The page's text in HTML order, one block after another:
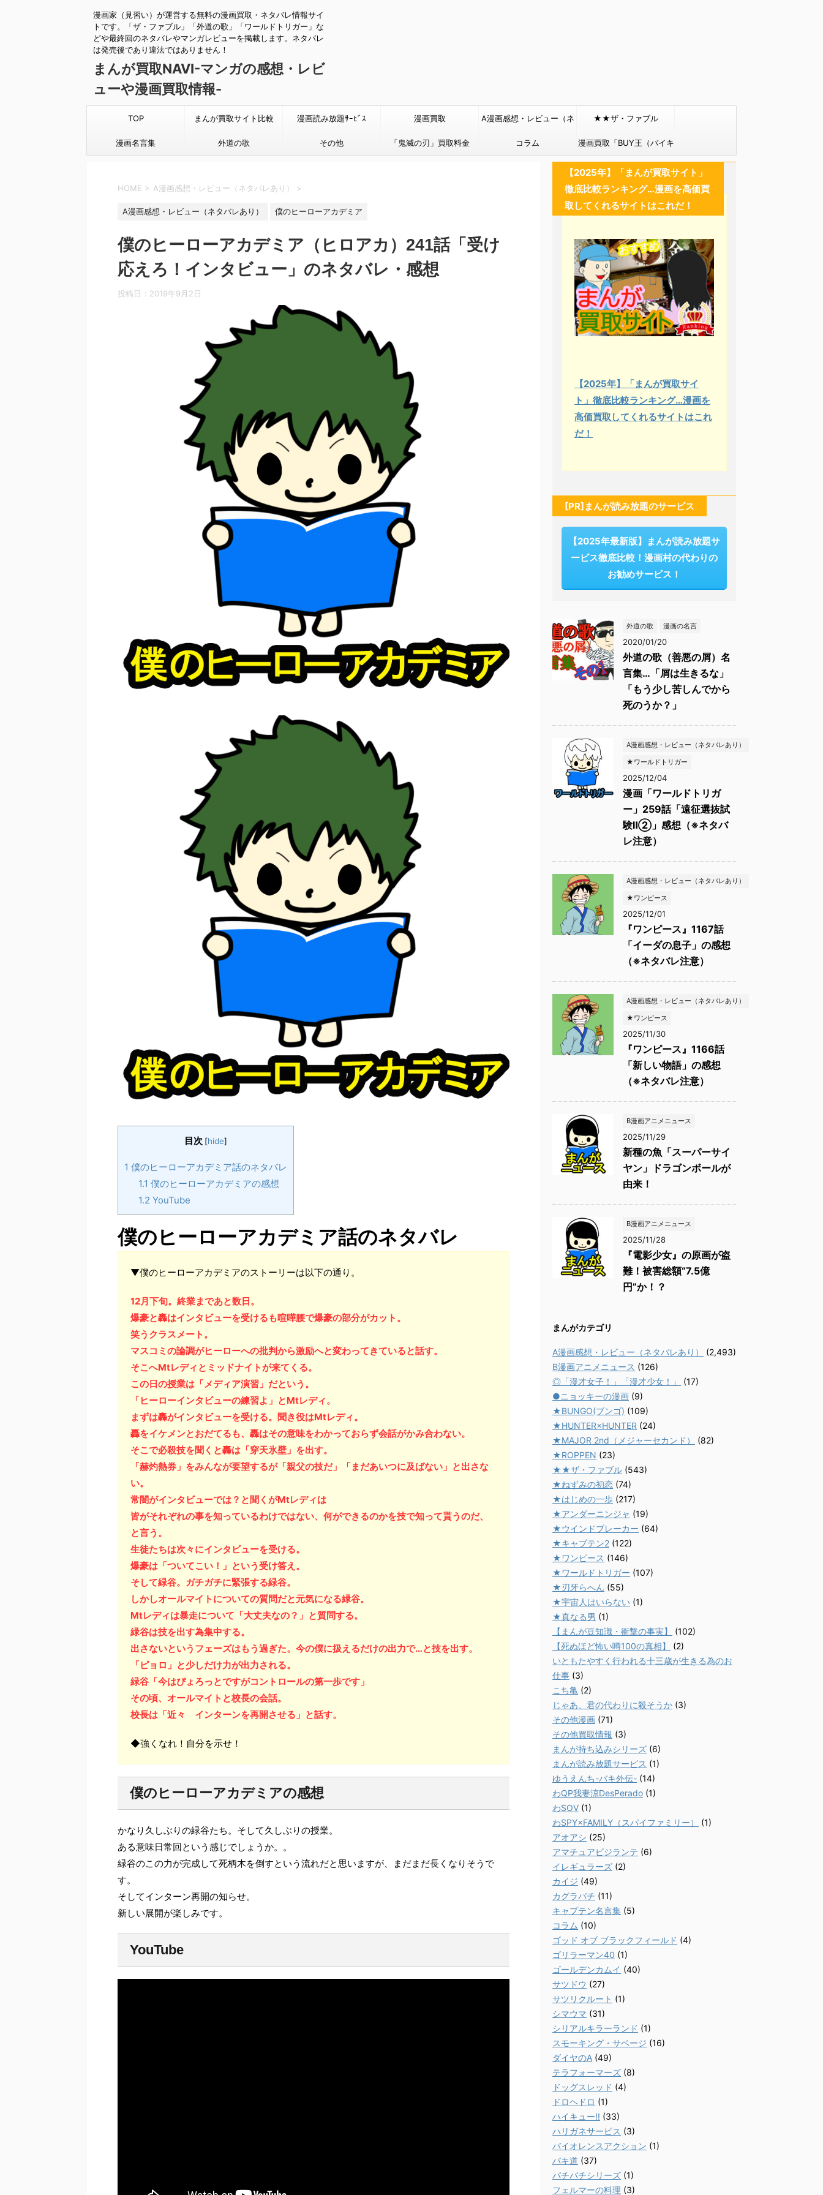
漫画家（見習い）が運営する無料の漫画買取・ネタバレ情報サイ
トです。「ザ・ファブル」「外道の歌」「ワールドトリガー」な
どや最終回のネタバレやマンガレビューを掲載します。ネタバレ
は発売後であり違法ではありません！
まんが買取NAVI-マンガの感想・レビ
ューや漫画買取情報-
TOP まんが買取サイト比較 漫画読み放題ｻｰﾋﾞｽ 漫画買取 A漫画感想・レビュー（ネ
タバレあり）
★★ザ・ファブル
漫画名言集 外道の歌 その他 「鬼滅の刃」買取料金 コラム 漫画買取「BUY王（バイキ
ング）」
HOME > A漫画感想・レビュー（ネタバレあり） >
A漫画感想・レビュー（ネタバレあり） 僕のヒーローアカデミア
僕のヒーローアカデミア（ヒロアカ）241話「受け
応えろ！インタビュー」のネタバレ・感想
投稿日： 2019年9月2日
目次 [hide]
1 僕のヒーローアカデミア話のネタバレ
1.1 僕のヒーローアカデミアの感想
1.2 YouTube
僕のヒーローアカデミア話のネタバレ
▼僕のヒーローアカデミアのストーリーは以下の通り。
12月下旬。終業まであと数日。
爆豪と轟はインタビューを受けるも喧嘩腰で爆豪の部分がカット。
笑うクラスメート。
マスコミの論調がヒーローへの批判から激励へと変わってきていると話す。
そこへMtレディとミッドナイトが来てくる。
この日の授業は「メディア演習」だという。
「ヒーローインタビューの練習よ」とMtレディ。
まずは轟がインタビューを受ける。聞き役はMtレディ。
轟をイケメンとおだてるも、轟はその意味をわかっておらず会話がかみ合わない。
そこで必殺技を聞くと轟は「穿天氷壁」を出す。
「赫灼熱券」をみんなが要望するが「親父の技だ」「まだあいつに及ばない」と出さな
い。
常闇がインタビューでは？と聞くがMtレディは
皆がそれぞれの事を知っているわけではない、何ができるのかを技で知って貰うのだ、
と言う。
生徒たちは次々にインタビューを受ける。
爆豪は「ついてこい！」という受け答え。
そして緑谷。ガチガチに緊張する緑谷。
しかしオールマイトについての質問だと元気になる緑谷。
Mtレディは暴走について「大丈夫なの？」と質問する。
緑谷は技を出す為集中する。
出さないというフェーズはもう過ぎた。今の僕に扱えるだけの出力で…と技を出す。
「ピョロ」と少しだけ力が出力される。
緑谷「今はぴょろっとですがコントロールの第一歩です」
その頃、オールマイトと校長の会話。
校長は「近々 インターンを再開させる」と話す。
◆強くなれ！自分を示せ！
僕のヒーローアカデミアの感想
かなり久しぶりの緑谷たち。そして久しぶりの授業。
ある意味日常回という感じでしょうか。。
緑谷のこの力が完成して死柄木を倒すという流れだと思いますが、まだまだ長くなりそうで
す。
そしてインターン再開の知らせ。
新しい展開が楽しみです。
YouTube
【2025年】「まんが買取サイト」
徹底比較ランキング…漫画を高価買
取してくれるサイトはこれだ！
【2025年】「まんが買取サイ
ト」徹底比較ランキング…漫画を
高価買取してくれるサイトはこれ
だ！
[PR]まんが読み放題のサービス
【2025年最新版】まんが読み放題サ
ービス徹底比較！漫画村の代わりの
お勧めサービス！
外道の歌 漫画の名言
2020/01/20
外道の歌（善悪の屑）名
言集…「屑は生きるな」
「もう少し苦しんでから
死のうか？」
A漫画感想・レビュー（ネタバレあり）
★ワールドトリガー
2025/12/04
漫画「ワールドトリガ
ー」259話「遠征選抜試
験Ⅱ②」感想（※ネタバ
レ注意）
A漫画感想・レビュー（ネタバレあり）
★ワンピース
2025/12/01
『ワンピース』1167話
「イーダの息子」の感想
（※ネタバレ注意）
A漫画感想・レビュー（ネタバレあり）
★ワンピース
2025/11/30
『ワンピース』1166話
「新しい物語」の感想
（※ネタバレ注意）
B漫画アニメニュース
2025/11/29
新種の魚「スーパーサイ
ヤン」ドラゴンボールが
由来！
B漫画アニメニュース
2025/11/28
『電影少女』の原画が盗
難！被害総額“7.5億
円”か！？
まんがカテゴリ
A漫画感想・レビュー（ネタバレあり）
(2,493)
B漫画アニメニュース (126)
◎「漫才女子！」「漫才少女！」
(17)
●ニョッキーの漫画 (9)
★BUNGO(ブンゴ) (109)
★HUNTER×HUNTER (24)
★MAJOR 2nd（メジャーセカンド）
(82)
★ROPPEN (23)
★★ザ・ファブル (543)
★ねずみの初恋 (74)
★はじめの一歩 (217)
★アンダーニンジャ (19)
★ウインドブレーカー (64)
★キャプテン2 (122)
★ワンピース (146)
★ワールドトリガー (107)
★刃牙らへん (55)
★宇宙人はいらない (1)
★真なる男 (1)
【まんが豆知識・衝撃の事実】
(102)
【死ぬほど怖い噂100の真相】
(2)
いともたやすく行われる十三歳が生きる為のお
仕事 (3)
こち亀 (2)
じゃあ、君の代わりに殺そうか (3)
その他漫画 (71)
その他買取情報 (3)
まんが持ち込みシリーズ (6)
まんが読み放題サービス (1)
ゆうえんち-バキ外伝- (14)
わQP我妻涼DesPerado (1)
わSOV (1)
わSPY×FAMILY（スパイファミリー）
(1)
アオアシ (25)
アマチュアビジランテ (6)
イレギュラーズ (2)
カイジ (49)
カグラバチ (11)
キャプテン名言集 (5)
コラム (10)
ゴッド オブ ブラックフィールド (4)
ゴリラーマン40 (1)
ゴールデンカムイ (40)
サツドウ (27)
サツリクルート (1)
シマウマ (31)
シリアルキラーランド (1)
スモーキング・サベージ (16)
ダイヤのA (49)
テラフォーマーズ (8)
ドッグスレッド (4)
ドロヘドロ (1)
ハイキュー!! (33)
ハリガネサービス (3)
バイオレンスアクション (1)
バキ道 (37)
バチバチシリーズ (1)
フェルマーの料理 (3)